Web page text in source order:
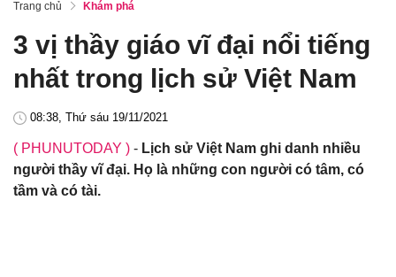
Trang chủ Khám phá
3 vị thầy giáo vĩ đại nổi tiếng
nhất trong lịch sử Việt Nam
08:38, Thứ sáu 19/11/2021
( PHUNUTODAY ) - Lịch sử Việt Nam ghi danh nhiều
người thầy vĩ đại. Họ là những con người có tâm, có
tầm và có tài.